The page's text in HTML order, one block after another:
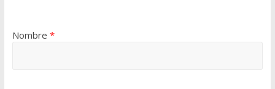
Nombre *